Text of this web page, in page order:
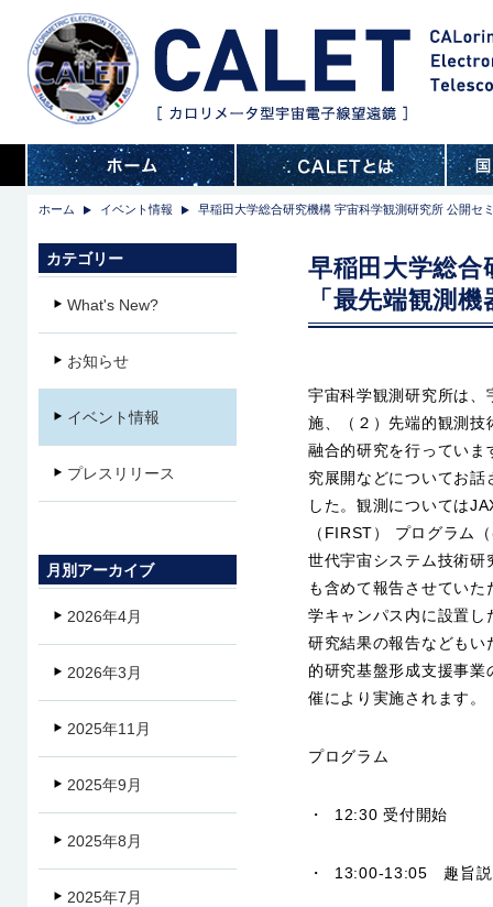
ホーム イベント情報 早稲田大学総合研究機構 宇宙科学観測研究所 公開セ
早稲田大学総合
「最先端観測
宇宙科学観測研究所は、
施、（２）先端的観測技
融合的研究を行っていま
究展開などについてお
した。観測については
（FIRST） プログラ
世代宇宙システム技術研
も含めて報告させてい
学キャンパス内に設置し
研究結果の報告などもい
的研究基盤形成支援事
催により実施されます。
プログラム
・ 12:30 受付開始
・ 13:00-13:05 趣旨説
カテゴリー
What's New?
お知らせ
イベント情報
プレスリリース
月別アーカイブ
2026年4月
2026年3月
2025年11月
2025年9月
2025年8月
2025年7月